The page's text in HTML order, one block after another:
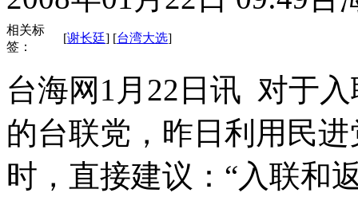
相关标
签：
[谢长廷] [台湾大选]
台海网1月22日讯 对于
的台联党，昨日利用民
时，直接建议：“入联和